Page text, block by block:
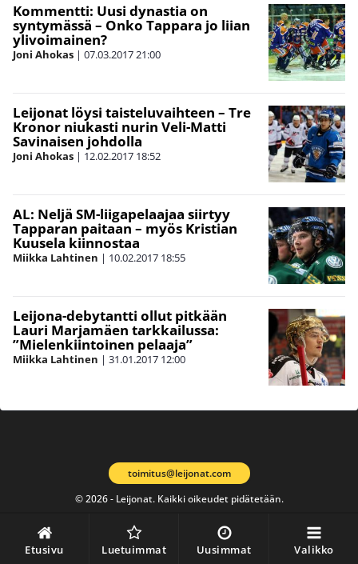
Etusivu Luetuimmat Uusimmat Valikko
Kommentti: Uusi dynastia on
syntymässä – Onko Tappara jo liian
ylivoimainen?
Joni Ahokas | 07.03.201721:00
Leijonat löysi taisteluvaihteen – Tre
Kronor niukasti nurin Veli-Matti
Savinaisen johdolla
Joni Ahokas | 12.02.2017 18:52
AL: Neljä SM-liigapelaajaa siirtyy
Tapparan paitaan – myös Kristian
Kuusela kiinnostaa
Miikka Lahtinen | 10.02.2017 18:55
Leijona-debytantti ollut pitkään
Lauri Marjamäen tarkkailussa:
”Mielenkiintoinen pelaaja”
Miikka Lahtinen | 31.01.2017 12:00
© 2026 - Leijonat. Kaikki oikeudet pidätetään.
toimitus@leijonat.com